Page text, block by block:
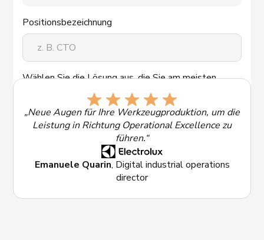
„Neue Augen für Ihre Werkzeugproduktion, um die
Leistung in Richtung Operational Excellence zu
führen.“
Emanuele Quarin, Digital industrial operations
director
Positionsbezeichnung
Wählen Sie die Lösung aus, die Sie am meisten